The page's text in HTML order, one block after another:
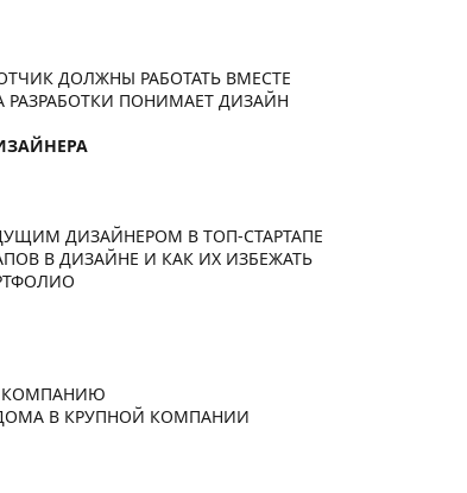
ДОЛЖНЫ РАБОТАТЬ ВМЕСТЕ
РАЗРАБОТКИ ПОНИМАЕТ ДИЗАЙН
ДИЗАЙНЕРОМ В ТОП-СТАРТАПЕ
В ДИЗАЙНЕ И КАК ИХ ИЗБЕЖАТЬ
КОМПАНИЮ
ДОМА В КРУПНОЙ КОМПАНИИ